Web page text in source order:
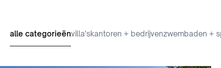
alle categorieënvilla'skantoren + bedrijvenzwembaden +